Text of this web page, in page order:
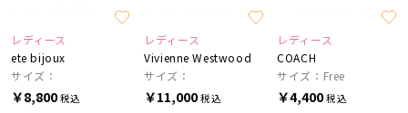
レディース
ete bijoux
サイズ：
￥8,800税込
レディース
Vivienne Westwood
サイズ：
￥11,000税込
レディース
COACH
サイズ：Free
￥4,400税込